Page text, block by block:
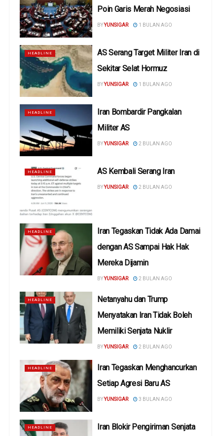
Poin Garis Merah Negosiasi
BYYUNSIGAR 1 BULAN AGO
HEADLINE
AS Serang Target Militer Iran di
Sekitar Selat Hormuz
BYYUNSIGAR 1 BULAN AGO
HEADLINE
Iran Bombardir Pangkalan
Militer AS
BYYUNSIGAR 2 BULAN AGO
HEADLINE AS Kembali Serang Iran
BYYUNSIGAR 2 BULAN AGO
HEADLINE
Iran Tegaskan Tidak Ada Damai
dengan AS Sampai Hak Hak
Mereka Dijamin
BYYUNSIGAR 2 BULAN AGO
HEADLINE
Netanyahu dan Trump
Menyatakan Iran Tidak Boleh
Memiliki Senjata Nuklir
BYYUNSIGAR 2 BULAN AGO
HEADLINE
Iran Tegaskan Menghancurkan
Setiap Agresi Baru AS
BYYUNSIGAR 3 BULAN AGO
HEADLINE
Iran Blokir Pengiriman Senjata